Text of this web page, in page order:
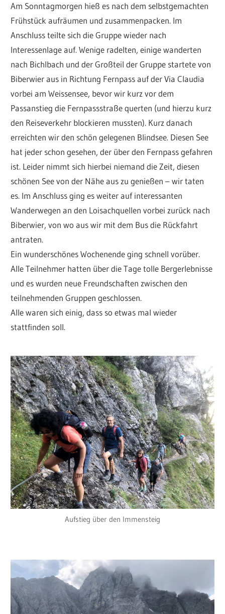
Am Sonntagmorgen hieß es nach dem selbstgemachten
Frühstück aufräumen und zusammenpacken. Im
Anschluss teilte sich die Gruppe wieder nach
Interessenlage auf. Wenige radelten, einige wanderten
nach Bichlbach und der Großteil der Gruppe startete von
Biberwier aus in Richtung Fernpass auf der Via Claudia
vorbei am Weissensee, bevor wir kurz vor dem
Passanstieg die Fernpassstraße querten (und hierzu kurz
den Reiseverkehr blockieren mussten). Kurz danach
erreichten wir den schön gelegenen Blindsee. Diesen See
hat jeder schon gesehen, der über den Fernpass gefahren
ist. Leider nimmt sich hierbei niemand die Zeit, diesen
schönen See von der Nähe aus zu genießen – wir taten
es. Im Anschluss ging es weiter auf interessanten
Wanderwegen an den Loisachquellen vorbei zurück nach
Biberwier, von wo aus wir mit dem Bus die Rückfahrt
antraten.
Ein wunderschönes Wochenende ging schnell vorüber.
Alle Teilnehmer hatten über die Tage tolle Bergerlebnisse
und es wurden neue Freundschaften zwischen den
teilnehmenden Gruppen geschlossen.
Alle waren sich einig, dass so etwas mal wieder
stattfinden soll.
Aufstieg über den Immensteig